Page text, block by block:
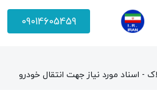
09014605459
- اسناد مورد نیاز جهت انتقال خودرو